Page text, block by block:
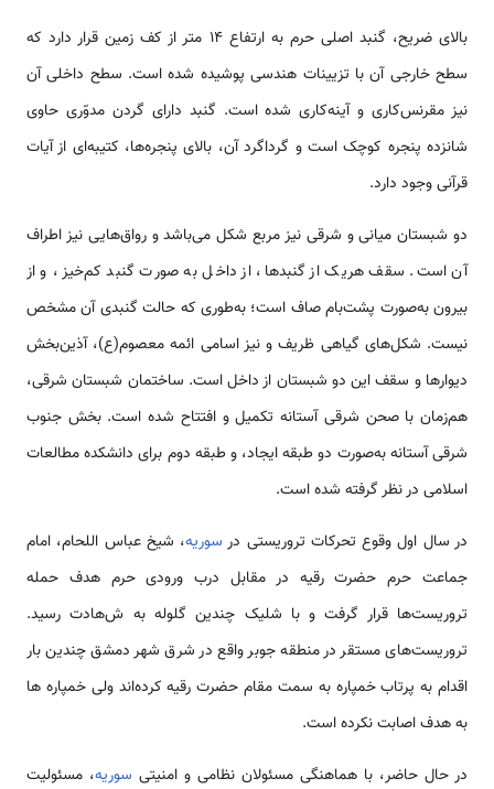
بالای ضریح، گنبد اصلی حرم به ارتفاع ۱۴ متر از کف زمین قرار دارد که
سطح خارجی آن با تزیینات هندسی پوشیده شده ‌‌‌‌است. سطح داخلی آن
نیز مقرنس‌کاری و آینه‌کاری شده ‌‌‌‌است. گنبد دارای گردن مدوّری حاوی
شانزده پنجره کوچک ‌‌‌‌است و گرداگرد آن، بالای پنجره‌‌‌ها، کتیبه‌ای از آیات
قرآنی وجود دارد.
دو شبستان میانی و شرقی نیز مربع شکل می‌باشد و رواق‌‌‌هایی نیز اطراف
آن ‌‌‌‌است. سقف هریک از گنبد‌‌ها، از داخل به صورت گنبد کم‌خیز، و از
بیرون به‌صورت پشت‌بام صاف ‌‌‌‌است؛ به‌طوری که حالت گنبدی آن مشخص
نیست. شکل‌‌‌های گیاهی ظریف و نیز اسامی ائمه معصوم(ع)، آذین‌بخش
دیوار‌‌ها و سقف این دو شبستان از داخل ‌‌‌‌است. ساختمان شبستان شرقی،
هم‌زمان با صحن شرقی آستانه تکمیل و افتتاح شده ‌‌‌‌است. بخش جنوب
شرقی آستانه به‌صورت دو طبقه ایجاد، و طبقه دوم برای دانشکده مطالعات
اسلامی در نظر گرفته شده ‌‌‌‌است.
در سال اول وقوع تحرکات تروریستی در سوریه، شیخ عباس اللحام، امام
جماعت حرم حضرت رقیه در مقابل درب ورودی حرم هدف حمله
تروریست‌‌‌ها قرار گرفت و با شلیک چندین گلوله به ش‌‌هادت رسید.
تروریست‌‌‌های مستقر در منطقه جوبر واقع در شرق شهر دمشق چندین بار
اقدام به پرتاب خمپاره به سمت مقام حضرت رقیه کرده‌‌‌‌‌‌اند ولی خمپاره ‌‌ها
به هدف اصابت نکرده ‌‌‌‌است.
در حال حاضر، با هماهنگی مسئولان نظامی و امنیتی سوریه، مسئولیت